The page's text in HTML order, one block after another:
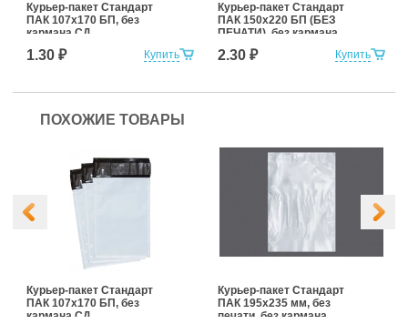
Купить
Курьер-пакет Стандарт
ПАК 107х170 БП, без
кармана СД
1.30 ₽ Купить
Курьер-пакет Стандарт
ПАК 150х220 БП (БЕЗ
ПЕЧАТИ), без кармана
2.30 ₽
ПОХОЖИЕ ТОВАРЫ
Курьер-пакет Стандарт
ПАК 107х170 БП, без
кармана СД
Курьер-пакет Стандарт
ПАК 195х235 мм, без
печати, без кармана